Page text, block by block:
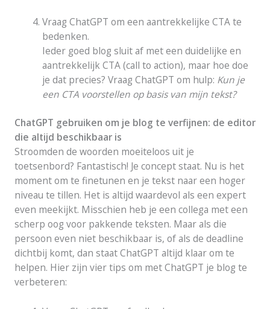
Vraag ChatGPT om een aantrekkelijke CTA te
bedenken.
Ieder goed blog sluit af met een duidelijke en
aantrekkelijk CTA (call to action), maar hoe doe
je dat precies? Vraag ChatGPT om hulp: Kun je
een CTA voorstellen op basis van mijn tekst?
ChatGPT gebruiken om je blog te verfijnen: de editor
die altijd beschikbaar is
Stroomden de woorden moeiteloos uit je
toetsenbord? Fantastisch! Je concept staat. Nu is het
moment om te finetunen en je tekst naar een hoger
niveau te tillen. Het is altijd waardevol als een expert
even meekijkt. Misschien heb je een collega met een
scherp oog voor pakkende teksten. Maar als die
persoon even niet beschikbaar is, of als de deadline
dichtbij komt, dan staat ChatGPT altijd klaar om te
helpen. Hier zijn vier tips om met ChatGPT je blog te
verbeteren: